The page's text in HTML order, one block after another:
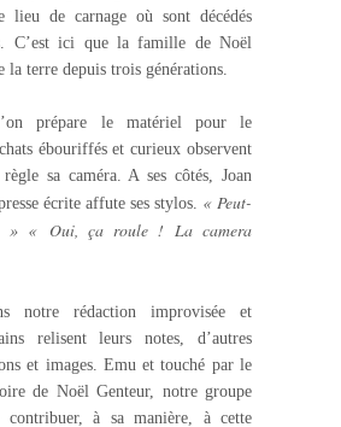
lieu de carnage où sont décédés
C’est ici que la famille de Noël
la terre depuis trois générations.
prépare le matériel pour le
ébouriffés et curieux observent
sa caméra. A ses côtés, Joan
écrite affute ses stylos. « Peut-
» « Oui, ça roule ! La camera
notre rédaction improvisée et
relisent leurs notes, d’autres
et images. Emu et touché par le
de Noël Genteur, notre groupe
contribuer, à sa manière, à cette